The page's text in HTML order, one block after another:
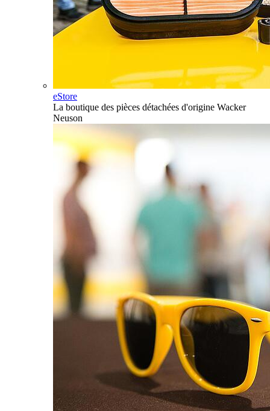
eStore
La boutique des pièces détachées d'origine Wacker
Neuson